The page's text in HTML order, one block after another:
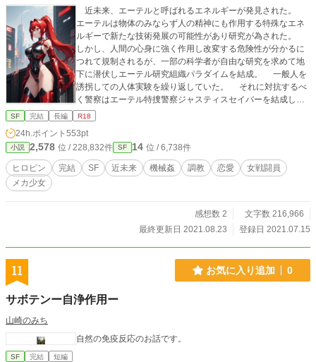
近未来、エーテルと呼ばれるエネルギーが発見された。
エーテルは物体のみならず人の精神にも作用する特殊なエネ
ルギーで新たな技術発展の可能性があり研究が為された。
しかし、人間の心身に強く作用し改変する危険性が分かるに
つれて規制されるが、一部の科学者が自由な研究を求めて地
下に潜伏しエーテル研究組織パラダイムを結成。 一般人を
誘拐しての人体実験を繰り返していた。 それに対抗するべ
く警察はエーテル特捜警察ジャスティスセイバーを結成しエ
ーテルを使った強化装備エーテルギアを纏った捜査員が日夜
スレッドである晶は隊長である翔に大学時代から思慕を抱い
ていた。日々の捜査の中でも彼への思いは募っていき遂には
翔をおかずにオナニーを始めるまでになる。 その時、パラ
ダイムのアジトの場所が後輩のジャスティスブルーのミーネ
パラダイムに誘拐され人体改造をされてしまった。 ピクシ
あり ＊人体改造 強姦 レイプ 機械姦 拘束 拘束具 出
SF 完結 長編 R18
24h.ポイント 553pt
小説 2,578 位 / 228,832件 SF 14 位 / 6,738件
ヒロピン 完結 SF 近未来 機械姦 調教 恋愛
女戦闘員
メカ少女
感想数 2
文字数 216,966
最終更新日 2021.08.23
登録日 2021.07.15
11 お気に入り追加 0
サボテンー自浄作用ー
山崎のみち
自然の免疫反応のお話です。
SF 完結 短編